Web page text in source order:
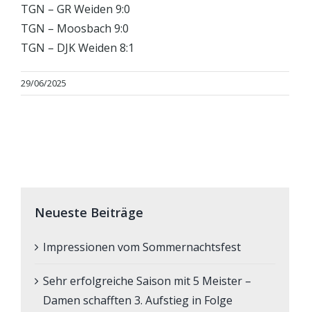
TGN – GR Weiden 9:0
TGN – Moosbach 9:0
TGN – DJK Weiden 8:1
29/06/2025
Neueste Beiträge
Impressionen vom Sommernachtsfest
Sehr erfolgreiche Saison mit 5 Meister –
Damen schafften 3. Aufstieg in Folge